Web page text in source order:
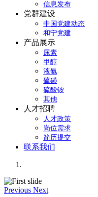
信息发布
党群建设
中国党建动态
和宁党建
产品展示
尿素
甲醇
液氨
硫磺
硫酸铵
其他
人才招聘
人才政策
岗位需求
简历提交
联系我们
Previous Next